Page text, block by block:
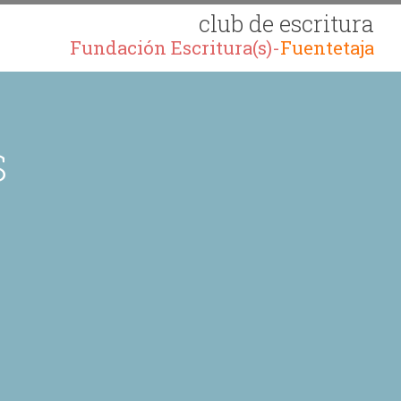
club de escritura
Fundación Escritura(s)-Fuentetaja